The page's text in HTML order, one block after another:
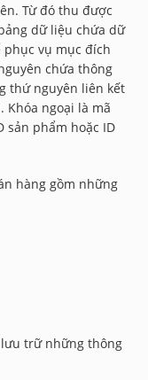
Từ đó thu được
dữ liệu chứa dữ
vụ mục đích
chứa thông
thứ nguyên liên kết
Khóa ngoại là mã
sản phẩm hoặc ID
hàng gồm những
trữ những thông